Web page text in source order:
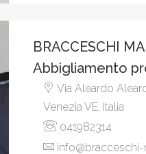
BRACCESCHI
Abbigliamento
Via Aleardo
Venezia VE, Italia
041982314